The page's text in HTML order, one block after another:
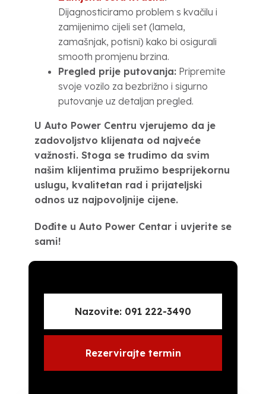
Dijagnosticiramo problem s kvačilu i
zamijenimo cijeli set (lamela,
zamašnjak, potisni) kako bi osigurali
smooth promjenu brzina.
Pregled prije putovanja:Pripremite
svoje vozilo za bezbrižno i sigurno
putovanje uz detaljan pregled.
U Auto Power Centru vjerujemo da je
zadovoljstvo klijenata od najveće
važnosti. Stoga se trudimo da svim
našim klijentima pružimo besprijekornu
uslugu, kvalitetan rad i prijateljski
odnos uz najpovoljnije cijene.
Dođite u Auto Power Centar i uvjerite se
sami!
Nazovite: 091 222-3490
Rezervirajte termin